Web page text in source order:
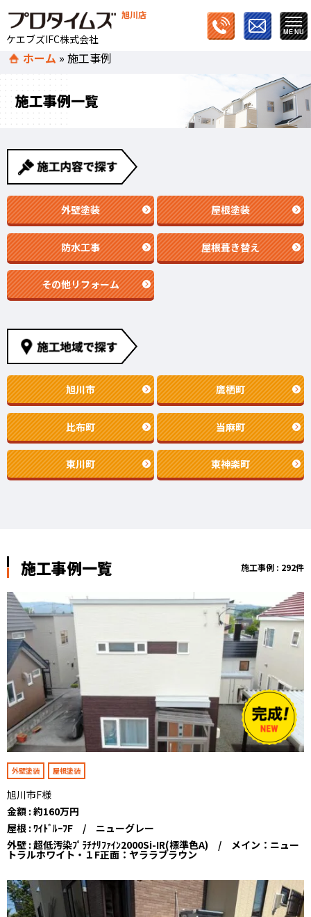
旭川店
ケエブズIFC株式会社
ホーム »施工事例
施工事例一覧
外壁塗装 屋根塗装
防水工事 屋根葺き替え
その他リフォーム
旭川市 鷹栖町
比布町 当麻町
東川町 東神楽町
施工事例一覧 施工事例 : 292件
外壁塗装 屋根塗装
旭川市F様
金額 : 約160万円
屋根 : ﾜｲﾄﾞﾙｰﾌF / ニューグレー
外壁 : 超低汚染ﾌﾟﾗﾁﾅﾘﾌｧｲﾝ2000Si-IR(標準色A) / メイン：ニュー
トラルホワイト・１F正面：ヤララブラウン